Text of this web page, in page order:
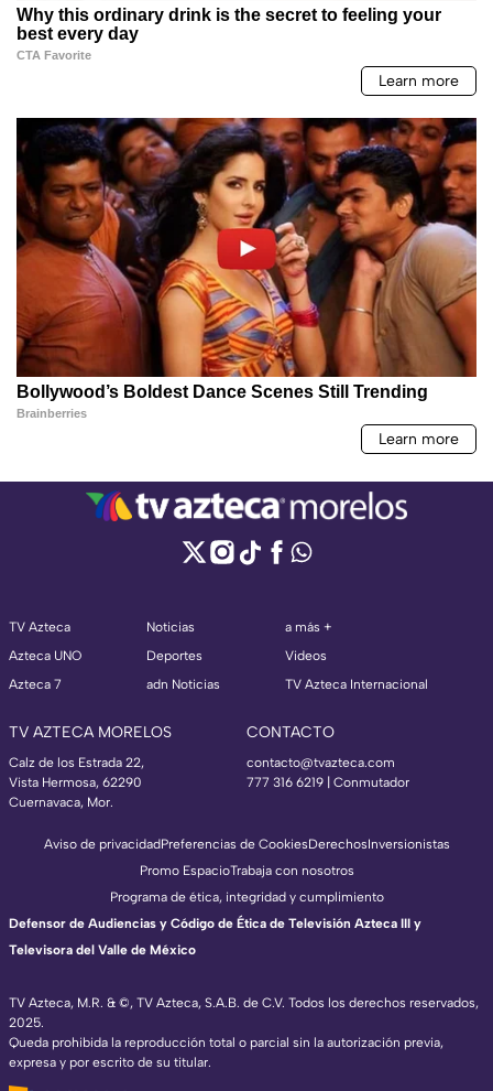
TV Azteca
Azteca UNO
Azteca 7
Noticias
Deportes
adn Noticias
a más +
Videos
TV Azteca Internacional
TV AZTECA MORELOS
Calz de los Estrada 22,
Vista Hermosa, 62290
Cuernavaca, Mor.
CONTACTO
contacto@tvazteca.com
777 316 6219 | Conmutador
TV Azteca, M.R. & ©, TV Azteca, S.A.B. de C.V. Todos los derechos reservados,
2025.
Queda prohibida la reproducción total o parcial sin la autorización previa,
expresa y por escrito de su titular.
Aviso de privacidadPreferencias de CookiesDerechosInversionistas
Promo EspacioTrabaja con nosotros
Programa de ética, integridad y cumplimiento
Defensor de Audiencias y Código de Ética de Televisión Azteca III y
Televisora del Valle de México